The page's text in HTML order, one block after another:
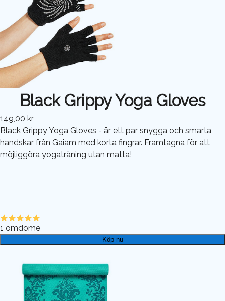
Black Grippy Yoga Gloves
149,00 kr
Black Grippy Yoga Gloves - är ett par snygga och smarta
handskar från Gaiam med korta fingrar. Framtagna för att
möjliggöra yogaträning utan matta!
1 omdöme
Köp nu